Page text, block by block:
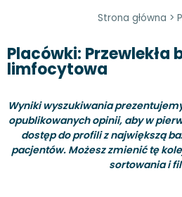
Strona główna >
Placówki: Przewlekła
limfocytowa
Wyniki wyszukiwania
opublikowanych opinii, aby w
dostęp do profili z największą
pacjentów. Możesz zmienić tę
sortowania i